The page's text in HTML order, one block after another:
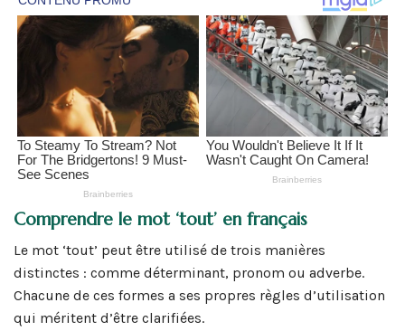
Comprendre le mot ‘tout’ en français
Le mot ‘tout’ peut être utilisé de trois manières
distinctes : comme déterminant, pronom ou adverbe.
Chacune de ces formes a ses propres règles d’utilisation
qui méritent d’être clarifiées.